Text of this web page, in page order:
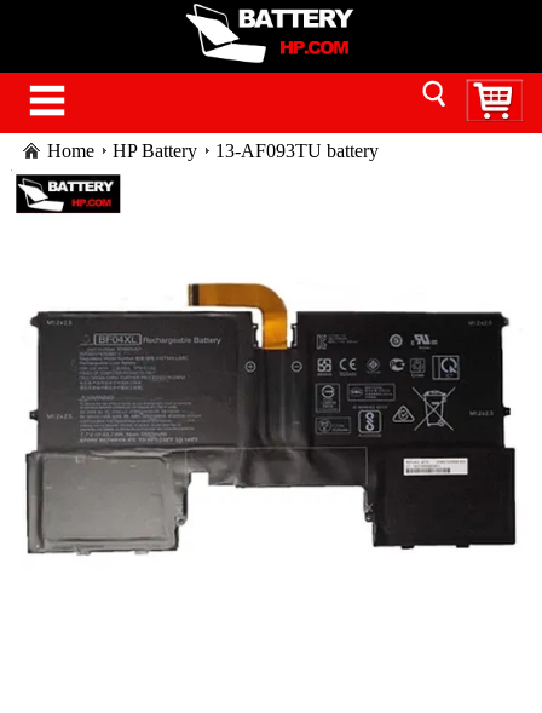
Home HP Battery 13-AF093TU battery